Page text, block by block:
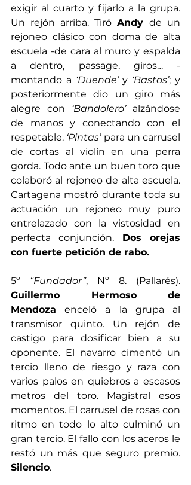
exigir al cuarto y fijarlo a la grupa.
Un rejón arriba. Tiró Andy de un
rejoneo clásico con doma de alta
escuela -de cara al muro y espalda
a dentro, passage, giros… -
montando a ‘Duende’ y ‘Bastos’; y
posteriormente dio un giro más
alegre con ‘Bandolero’ alzándose
de manos y conectando con el
respetable. ‘Pintas’ para un carrusel
de cortas al violín en una perra
gorda. Todo ante un buen toro que
colaboró al rejoneo de alta escuela.
Cartagena mostró durante toda su
actuación un rejoneo muy puro
entrelazado con la vistosidad en
perfecta conjunción. Dos orejas
con fuerte petición de rabo.
5º “Fundador”
Guillermo Hermoso de
Mendoza enceló a la grupa al
transmisor quinto. Un rejón de
castigo para dosificar bien a su
oponente. El navarro cimentó un
tercio lleno de riesgo y raza con
varios palos en quiebros a escasos
metros del toro. Magistral esos
momentos. El carrusel de rosas con
ritmo en todo lo alto culminó un
gran tercio. El fallo con los aceros le
Silencio.